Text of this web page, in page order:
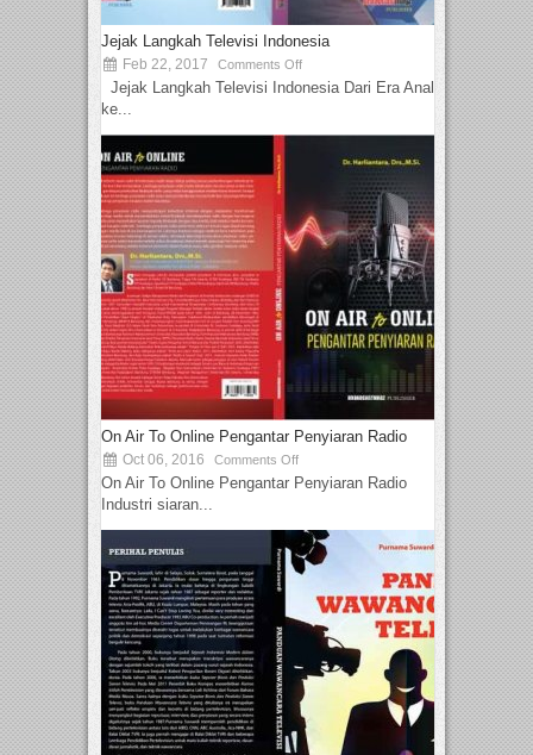
Jejak Langkah Televisi Indonesia
Feb 22, 2017 Comments Off
Jejak Langkah Televisi Indonesia Dari Era Analog
ke...
On Air To Online Pengantar Penyiaran Radio
Oct 06, 2016 Comments Off
On Air To Online Pengantar Penyiaran Radio
Industri siaran...